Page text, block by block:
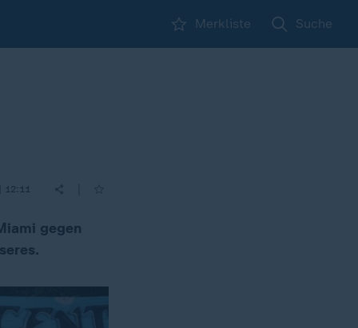
Merkliste Suche
12:11
gegen